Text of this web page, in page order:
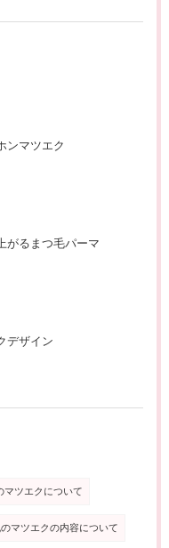
ンマツエク
がるまつ毛パーマ
デザイン
マツエクについて
マツエクの内容について